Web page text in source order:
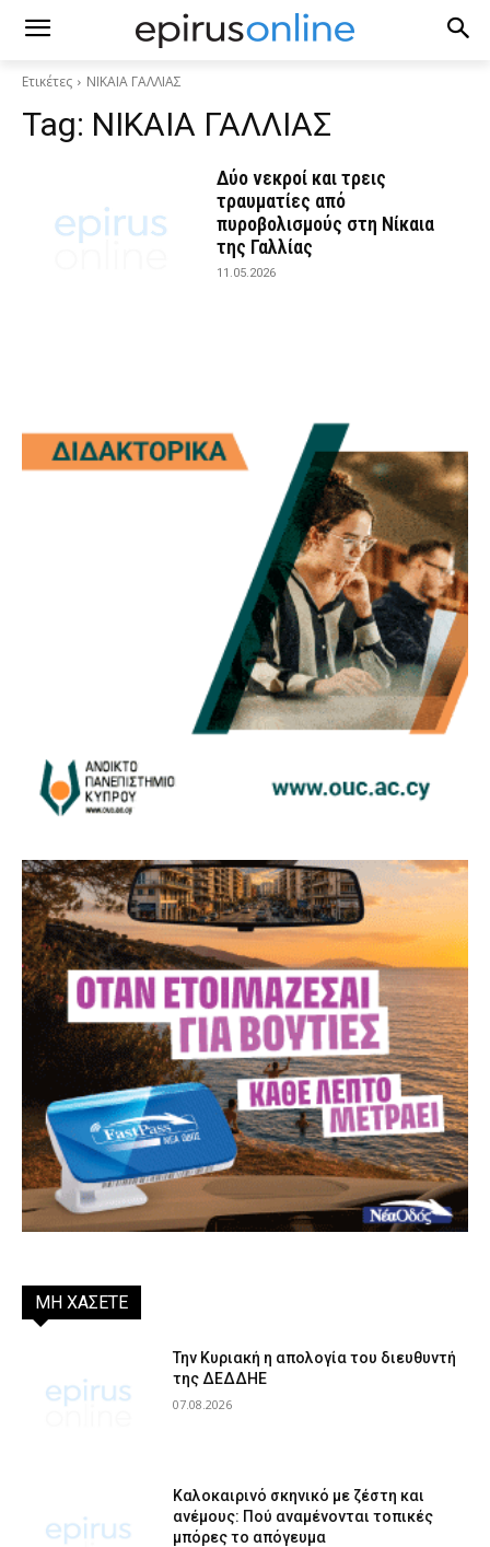
Ετικέτες ΝΙΚΑΙΑ ΓΑΛΛΙΑΣ
Tag: ΝΙΚΑΙΑ ΓΑΛΛΙΑΣ
Δύο νεκροί και τρεις
τραυματίες από
πυροβολισμούς στη Νίκαια
της Γαλλίας
11.05.2026
ΜΗ ΧΑΣΕΤΕ
Την Κυριακή η απολογία του διευθυντή
της ΔΕΔΔΗΕ
07.08.2026
Καλοκαιρινό σκηνικό με ζέστη και
ανέμους: Πού αναμένονται τοπικές
μπόρες το απόγευμα